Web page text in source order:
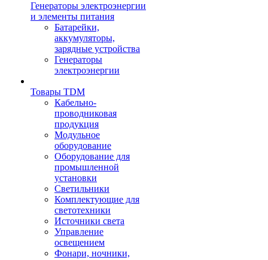
Генераторы электроэнергии
и элементы питания
Батарейки,
аккумуляторы,
зарядные устройства
Генераторы
электроэнергии
Товары TDM
Кабельно-
проводниковая
продукция
Модульное
оборудование
Оборудование для
промышленной
установки
Светильники
Комплектующие для
светотехники
Источники света
Управление
освещением
Фонари, ночники,